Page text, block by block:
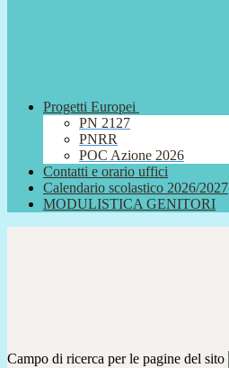
Progetti Europei
PN 2127
PNRR
POC Azione 2026
Contatti e orario uffici
Calendario scolastico 2026/2027
MODULISTICA GENITORI
Campo di ricerca per le pagine del sito